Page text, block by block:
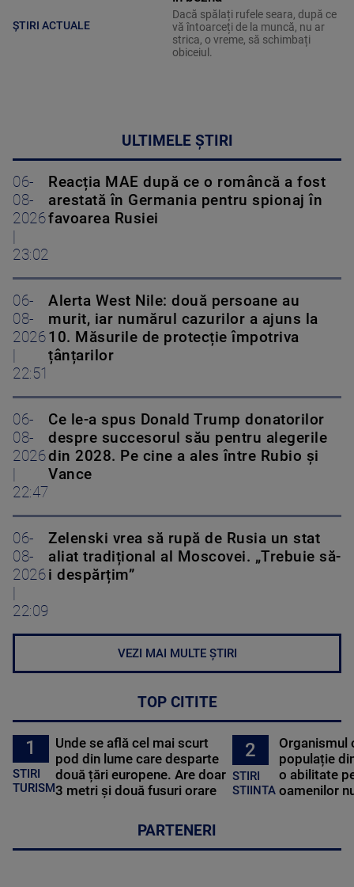
ȘTIRI ACTUALE
Dacă spălați rufele seara, după ce
vă întoarceți de la muncă, nu ar
strica, o vreme, să schimbați
obiceiul.
ULTIMELE ȘTIRI
06-
08-
2026
23:02
Reacția MAE după ce o româncă a fost
arestată în Germania pentru spionaj în
favoarea Rusiei
06-
08-
2026
22:51
Alerta West Nile: două persoane au
murit, iar numărul cazurilor a ajuns la
10. Măsurile de protecție împotriva
țânțarilor
06-
08-
2026
22:47
Ce le-a spus Donald Trump donatorilor
despre succesorul său pentru alegerile
din 2028. Pe cine a ales între Rubio și
Vance
06-
08-
2026
22:09
Zelenski vrea să rupă de Rusia un stat
aliat tradițional al Moscovei. „Trebuie să-
i despărțim”
VEZI MAI MULTE ȘTIRI
TOP CITITE
1
STIRI
TURISM
Unde se află cel mai scurt
pod din lume care desparte
două țări europene. Are doar
3 metri și două fusuri orare
2
STIRI
STIINTA
Organismul
populație
o abilitate
oamenilor
PARTENERI